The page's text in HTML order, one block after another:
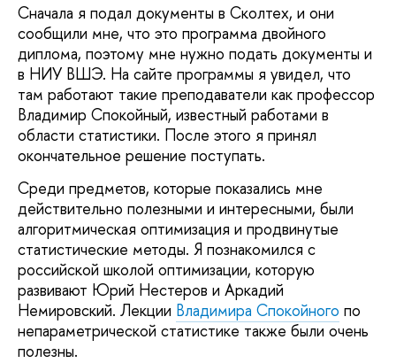
Сначала я подал документы в Сколтех, и они
сообщили мне, что это программа двойного
диплома, поэтому мне нужно подать документы и
в НИУ ВШЭ. На сайте программы я увидел, что
там работают такие преподаватели как профессор
Владимир Спокойный, известный работами в
области статистики. После этого я принял
окончательное решение поступать.
Среди предметов, которые показались мне
действительно полезными и интересными, были
алгоритмическая оптимизация и продвинутые
статистические методы. Я познакомился с
российской школой оптимизации, которую
развивают Юрий Нестеров и Аркадий
Немировский. Лекции Владимира Спокойного по
непараметрической статистике также были очень
полезны.